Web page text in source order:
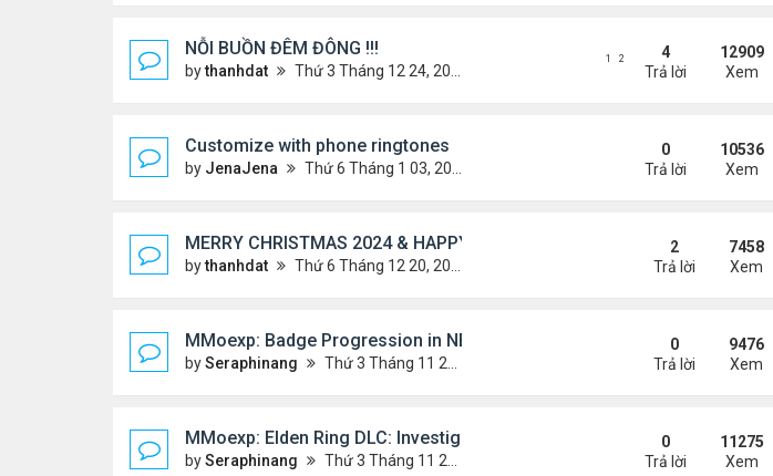
NỖI BUỒN ĐÊM ĐÔNG !!!
bythanhdat Thứ 3 Tháng 12 24, 2024 9:44 am
4
Trả lời
12909
Xem
1 2
Customize with phone ringtones
by JenaJena Thứ 6 Tháng 1 03, 2025 1:20 am
0
Trả lời
10536
Xem
MERRY CHRISTMAS 2024 & HAPPY NEW YEAR 2025
bythanhdat Thứ 6 Tháng 12 20, 2024 2:25 pm
2
Trả lời
7458
Xem
MMoexp: Badge Progression in NBA 2K25 is Revolutionizing the Game
bySeraphinang Thứ 3 Tháng 11 26, 2024 7:47 pm
0
Trả lời
9476
Xem
MMoexp: Elden Ring DLC: Investigating the Giant Volcano Cauldron’s Role
bySeraphinang Thứ 3 Tháng 11 26, 2024 7:47 pm
0
Trả lời
11275
Xem